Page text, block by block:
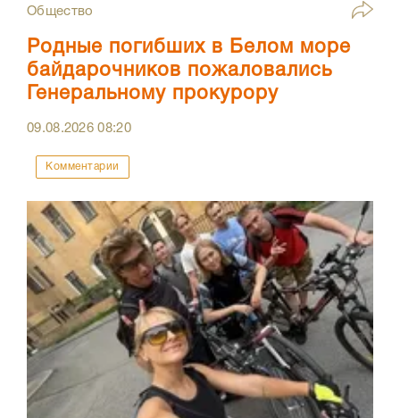
Общество
Родные погибших в Белом море
байдарочников пожаловались
Генеральному прокурору
09.08.202608:20
Комментарии